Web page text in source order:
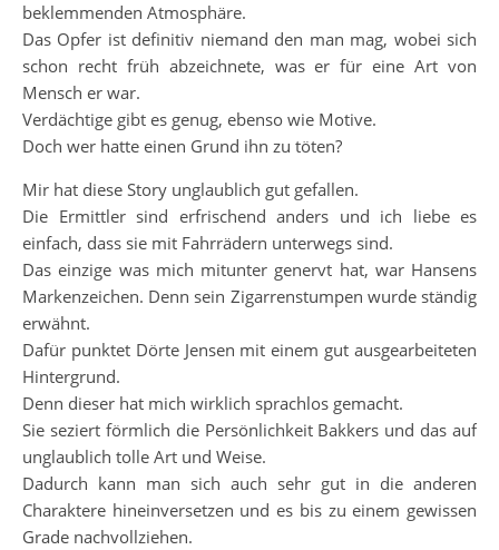
beklemmenden Atmosphäre.
Das Opfer ist definitiv niemand den man mag, wobei sich
schon recht früh abzeichnete, was er für eine Art von
Mensch er war.
Verdächtige gibt es genug, ebenso wie Motive.
Doch wer hatte einen Grund ihn zu töten?
Mir hat diese Story unglaublich gut gefallen.
Die Ermittler sind erfrischend anders und ich liebe es
einfach, dass sie mit Fahrrädern unterwegs sind.
Das einzige was mich mitunter genervt hat, war Hansens
Markenzeichen. Denn sein Zigarrenstumpen wurde ständig
erwähnt.
Dafür punktet Dörte Jensen mit einem gut ausgearbeiteten
Hintergrund.
Denn dieser hat mich wirklich sprachlos gemacht.
Sie seziert förmlich die Persönlichkeit Bakkers und das auf
unglaublich tolle Art und Weise.
Dadurch kann man sich auch sehr gut in die anderen
Charaktere hineinversetzen und es bis zu einem gewissen
Grade nachvollziehen.